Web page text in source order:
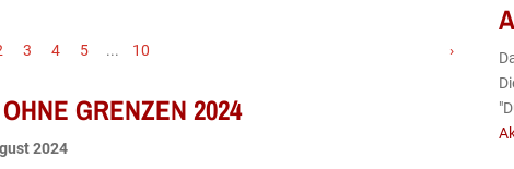
3 4 5 ... 10 ›
GRENZEN 2024
2024